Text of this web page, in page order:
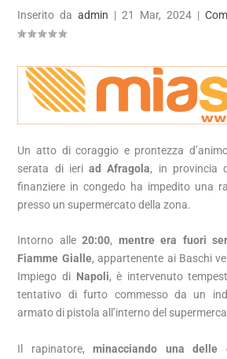
Inserito daadmin |21 Mar, 2024 |
Un atto di coraggio e prontezza
serata di ieriad Afragola, in provincia
finanziere in congedo ha impedito una
presso un supermercato della zona.
Intorno alle20:00, mentre era fuori
Fiamme Gialle, appartenente ai Baschi
Impiego di Napoli, è intervenuto
tentativo di furto commesso da un
armato di pistola all’interno del
Il rapinatore,minacciando una delle